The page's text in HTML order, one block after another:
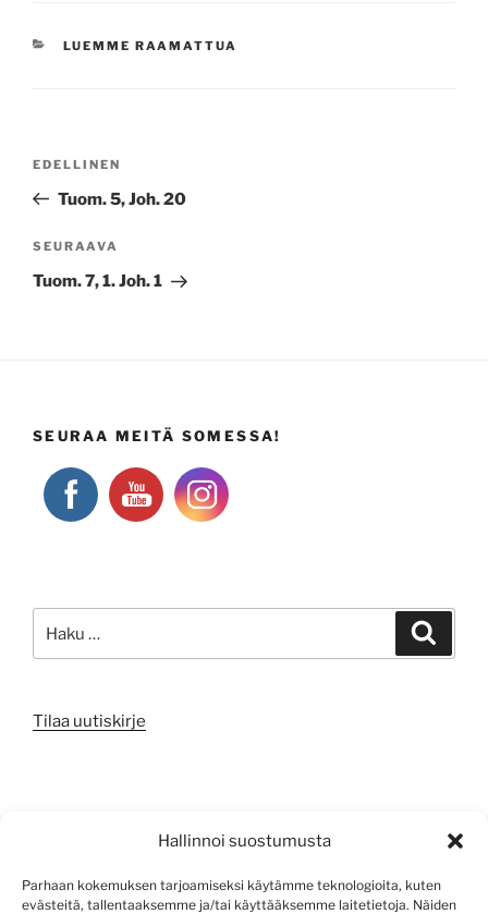
Hallinnoi suostumusta
Parhaan kokemuksen tarjoamiseksi käytämme teknologioita, kuten
evästeitä, tallentaaksemme ja/tai käyttääksemme laitetietoja. Näiden
KATEGORIAT
LUEMME RAAMATTUA
Edellinen
artikkeli
EDELLINEN
Tuom. 5, Joh. 20
Seuraava
artikkeli
SEURAAVA
Tuom. 7, 1. Joh. 1
SEURAA MEITÄ SOMESSA!
Tilaa uutiskirje